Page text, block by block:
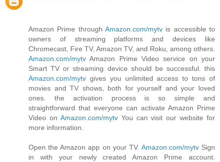
Amazon Prime through Amazon.com/mytv is accessible to
owners of streaming platforms and devices like
Chromecast, Fire TV, Amazon TV, and Roku, among others.
Amazon.com/mytv Amazon Prime Video service on your
Smart TV or streaming device should be successful. this
Amazon.com/mytv gives you unlimited access to tons of
movies and TV shows, both for yourself and your loved
ones. the activation process is so simple and
straightforward that everyone can activate Amazon Prime
Video on Amazon.com/mytvYou can visit our website for
more information.
Open the Amazon app on your TV. Amazon.com/mytvSign
in with your newly created Amazon Prime account.